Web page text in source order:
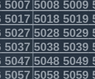
500750085009
501750185019
502750285029
503750385039
504750485049
505750585059